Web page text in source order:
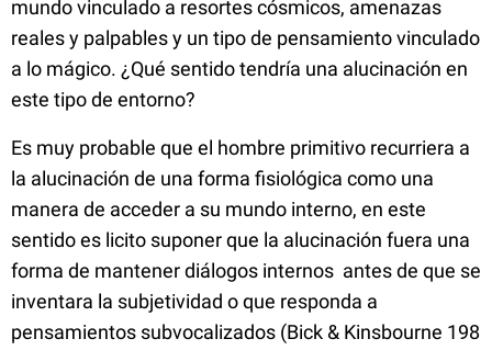
mundo vinculado a resortes cósmicos, amenazas
reales y palpables y un tipo de pensamiento vinculado
a lo mágico. ¿Qué sentido tendría una alucinación en
este tipo de entorno?
Es muy probable que el hombre primitivo recurriera a
la alucinación de una forma fisiológica como una
manera de acceder a su mundo interno, en este
sentido es licito suponer que la alucinación fuera una
forma de mantener diálogos internos antes de que se
inventara la subjetividad o que responda a
pensamientos subvocalizados (Bick & Kinsbourne 198